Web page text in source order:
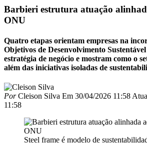
Barbieri estrutura atuação
ONU
Quatro etapas orientam empresas na
Objetivos de Desenvolvimento
estratégia de negócio e mostram como o
além das iniciativas isoladas de
PorCleison Silva Em 30/04/2026 11:58
11:58
Steel frame é modelo de